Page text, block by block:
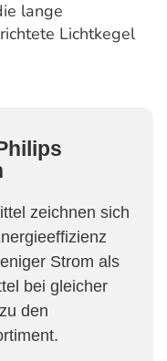
lange
Lichtkegel
zeichnen sich
Strom als
bei gleicher
den